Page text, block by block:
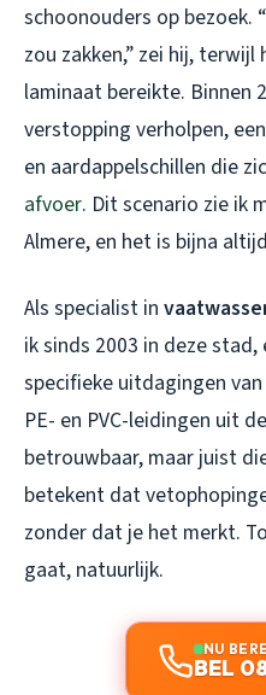
schoonouders op bezoek.
zou zakken,” zei hij,
laminaat bereikte. Binnen
verstopping verholpen,
en aardappelschillen die
afvoer. Dit scenario zie ik
Almere, en het is bijna
Als specialist in
ik sinds 2003 in deze
specifieke uitdagingen
PE- en PVC-leidingen uit
betrouwbaar, maar juist
betekent dat
zonder dat je het merkt.
gaat, natuurlijk.
NU
BEL